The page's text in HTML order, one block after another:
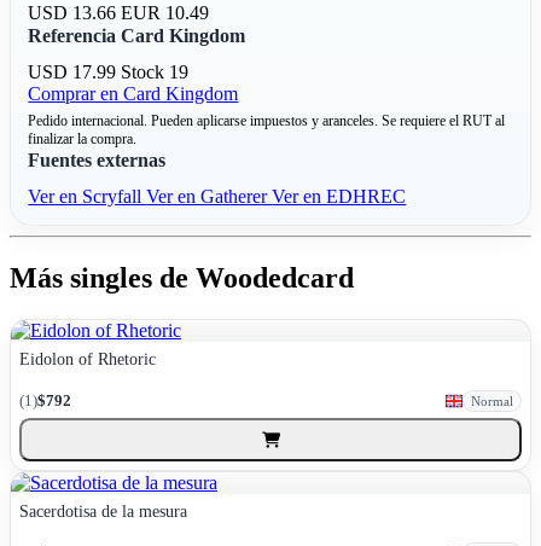
USD 13.66EUR 10.49
Referencia Card Kingdom
USD 17.99 Stock 19
Comprar en Card Kingdom
Pedido internacional. Pueden aplicarse impuestos y aranceles. Se requiere el RUT al
finalizar la compra.
Fuentes externas
Ver en ScryfallVer en GathererVer en EDHREC
Más singles de Woodedcard
Eidolon of Rhetoric
(1)$792 Normal
Sacerdotisa de la mesura